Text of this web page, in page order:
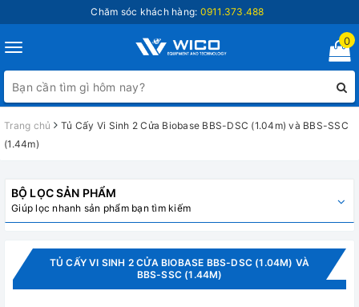
Chăm sóc khách hàng: 0911.373.488
Toggle
navigation
0
Trang chủ
Tủ Cấy Vi Sinh 2 Cửa Biobase BBS-DSC (1.04m) và BBS-SSC
(1.44m)
BỘ LỌC SẢN PHẨM
Giúp lọc nhanh sản phẩm bạn tìm kiếm
TỦ CẤY VI SINH 2 CỬA BIOBASE BBS-DSC (1.04M) VÀ
BBS-SSC (1.44M)